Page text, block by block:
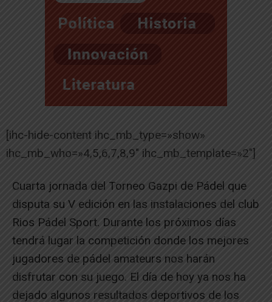
[ihc-hide-content ihc_mb_type=»show»
ihc_mb_who=»4,5,6,7,8,9″ ihc_mb_template=»2″]
Cuarta jornada del Torneo Gazpi de Pádel que
disputa su V edición en las instalaciones del club
Rios Pádel Sport. Durante los próximos días
tendrá lugar la competición donde los mejores
jugadores de pádel amateurs nos harán
disfrutar con su juego. El día de hoy ya nos ha
dejado algunos resultados deportivos de los